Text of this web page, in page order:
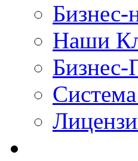
Бизнес-
Наши
Система